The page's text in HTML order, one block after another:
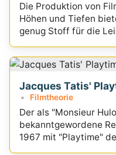
Die Produktion von
Höhen und Tiefen
genug Stoff für die
Jacques Tatis'
Filmtheorie
Der als "Monsieur
bekanntgewordene
1967 mit "Playtime"